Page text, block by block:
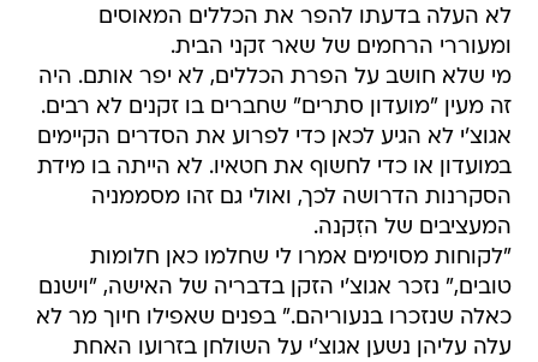
לא העלה בדעתו להפר את הכללים המאוסים
ומעוררי הרחמים של שאר זקני הבית.
מי שלא חושב על הפרת הכללים, לא יפר אותם. היה
זה מעין "מועדון סתרים" שחברים בו זקנים לא רבים.
אגוצ'י לא הגיע לכאן כדי לפרוע את הסדרים הקיימים
במועדון או כדי לחשוף את חטאיו. לא הייתה בו מידת
הסקרנות הדרושה לכך, ואולי גם זהו מסממניה
המעציבים של הזִקנה.
"לקוחות מסוימים אמרו לי שחלמו כאן חלומות
טובים," נזכר אגוצ'י הזקן בדבריה של האישה, "וישנם
כאלה שנזכרו בנעוריהם." בפנים שאפילו חיוך מר לא
עלה עליהן נשען אגוצ'י על השולחן בזרועו האחת